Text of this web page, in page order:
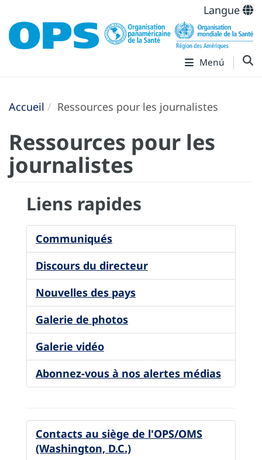
Langue
Menú
Accueil Ressources pour les journalistes
Ressources pour les
journalistes
Liens rapides
Communiqués
Discours du directeur
Nouvelles des pays
Galerie de photos
Galerie vidéo
Abonnez-vous à nos alertes médias
Contacts au siège de l'OPS/OMS
(Washington, D.C.)